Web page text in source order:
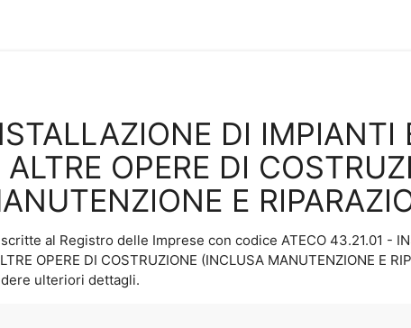
DI IMPIANTI
OPERE DI
E
al Registro delle Imprese con codice ATECO 43.21.01 -
OPERE DI COSTRUZIONE (INCLUSA MANUTENZIONE E
ulteriori dettagli.